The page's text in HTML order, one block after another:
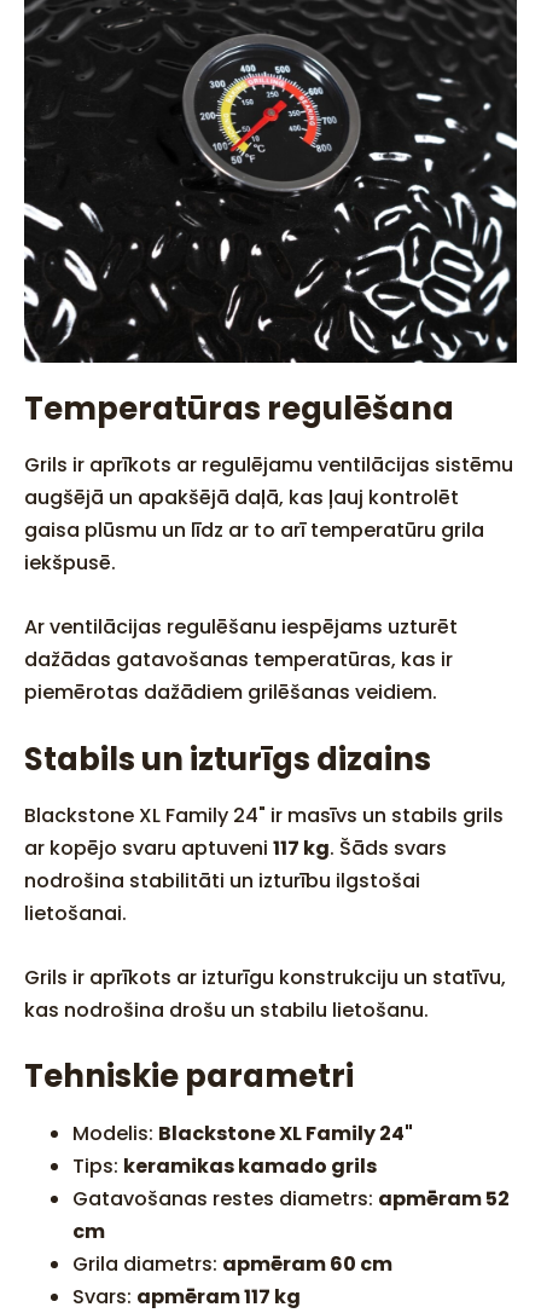
Temperatūras regulēšana
Grils ir aprīkots ar regulējamu ventilācijas sistēmu
augšējā un apakšējā daļā, kas ļauj kontrolēt
gaisa plūsmu un līdz ar to arī temperatūru grila
iekšpusē.
Ar ventilācijas regulēšanu iespējams uzturēt
dažādas gatavošanas temperatūras, kas ir
piemērotas dažādiem grilēšanas veidiem.
Stabils un izturīgs dizains
Blackstone XL Family 24" ir masīvs un stabils grils
ar kopējo svaru aptuveni 117 kg. Šāds svars
nodrošina stabilitāti un izturību ilgstošai
lietošanai.
Grils ir aprīkots ar izturīgu konstrukciju un statīvu,
kas nodrošina drošu un stabilu lietošanu.
Tehniskie parametri
Modelis: Blackstone XL Family 24"
Tips: keramikas kamado grils
Gatavošanas restes diametrs: apmēram 52
cm
Grila diametrs: apmēram 60 cm
Svars: apmēram 117 kg